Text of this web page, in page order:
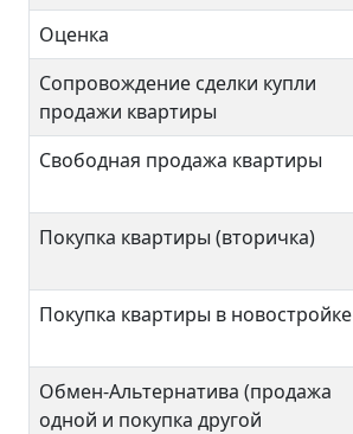
Оценка
Сопровождение сделки купли
продажи квартиры
Свободная продажа квартиры
Покупка квартиры (вторичка)
Покупка квартиры в новостройке
Обмен-Альтернатива (продажа
одной и покупка другой